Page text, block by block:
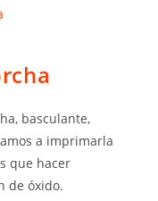
basculante,
a imprimarla
que hacer
de óxido.